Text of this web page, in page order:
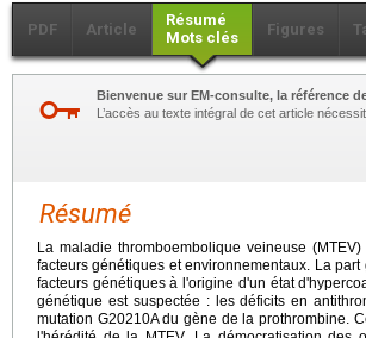
PDF Article
Résumé
Mots clés
Figures
Bienvenue sur EM-consulte, la référence
L’accès au texte intégral de cet article
Résumé
La maladie thromboembolique veineuse
facteurs génétiques et environnementaux. La
facteurs génétiques à l'origine d'un état
génétique est suspectée : les déficits en
mutation G20210A du gène de la prothrombine.